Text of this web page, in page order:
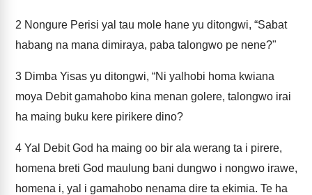
2 Nongure Perisi yal tau mole hane yu ditongwi, “Sabat
habang na mana dimiraya, paba talongwo pe nene?"
3 Dimba Yisas yu ditongwi, “Ni yalhobi homa kwiana
moya Debit gamahobo kina menan golere, talongwo irai
ha maing buku kere pirikere dino?
4 Yal Debit God ha maing oo bir ala werang ta i pirere,
homena breti God maulung bani dungwo i nongwo irawe,
homena i, yal i gamahobo nenama dire ta ekimia. Te ha